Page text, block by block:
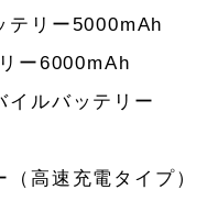
テリー5000mAh
ー6000mAh
イルバッテリー
高速充電タイプ）